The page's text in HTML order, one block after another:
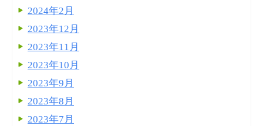
2024年2月
2023年12月
2023年11月
2023年10月
2023年9月
2023年8月
2023年7月